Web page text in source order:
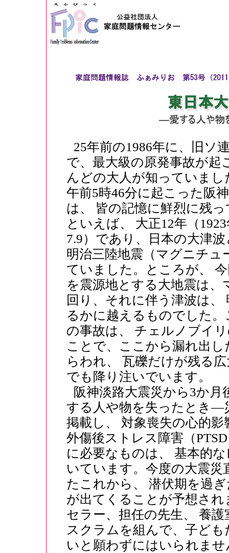
25年前の1986年に、旧ソ
で、最大級の原発事故が
んどの大人が知っていまし
午前5時46分に起こった阪
は、 皆の記憶に鮮烈に残
といえば、 大正12年（
7.9）であり、日本の大津
明治三陸地震（マグニチ
ていました。ところが、
を震源地とする大地震は
回り、それに伴う津波は
るかに越えるものでした
の事故は、 チェルノブイ
ことで、ここから漏れ出
らわれ、 瓦礫だけが残る
でも降り注いでいます。
阪神淡路大震災から3か
する人や物を失ったとき―
掲載し、 対象喪失の心的
外傷後ストレス障害（
に必要なものは、 基本的
いています。今度の大震
たこれから、 潜伏期を過
が出てくることが予想さ
セラー、担任の先生、 養
スクラムを組んで、子ど
いと願わずにはいられませ